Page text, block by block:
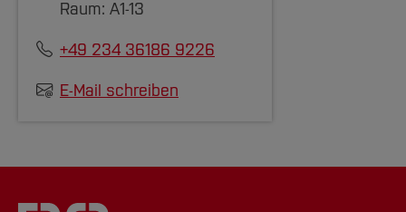
Raum: A1-13
+49 234 36186 9226
E-Mail schreiben